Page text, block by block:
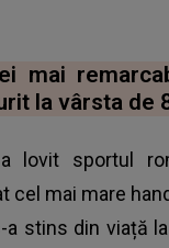
mai
la vârsta de
lovit sportul
cel mai mare
stins din viață